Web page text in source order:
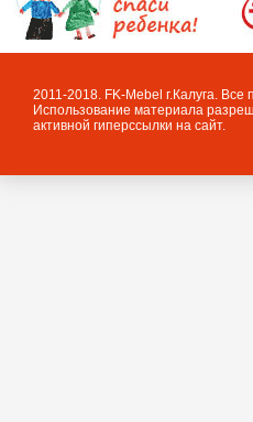
2011-2018. FK-Mebel г.Калуга.
Использование материала
активной гиперссылки на сайт.